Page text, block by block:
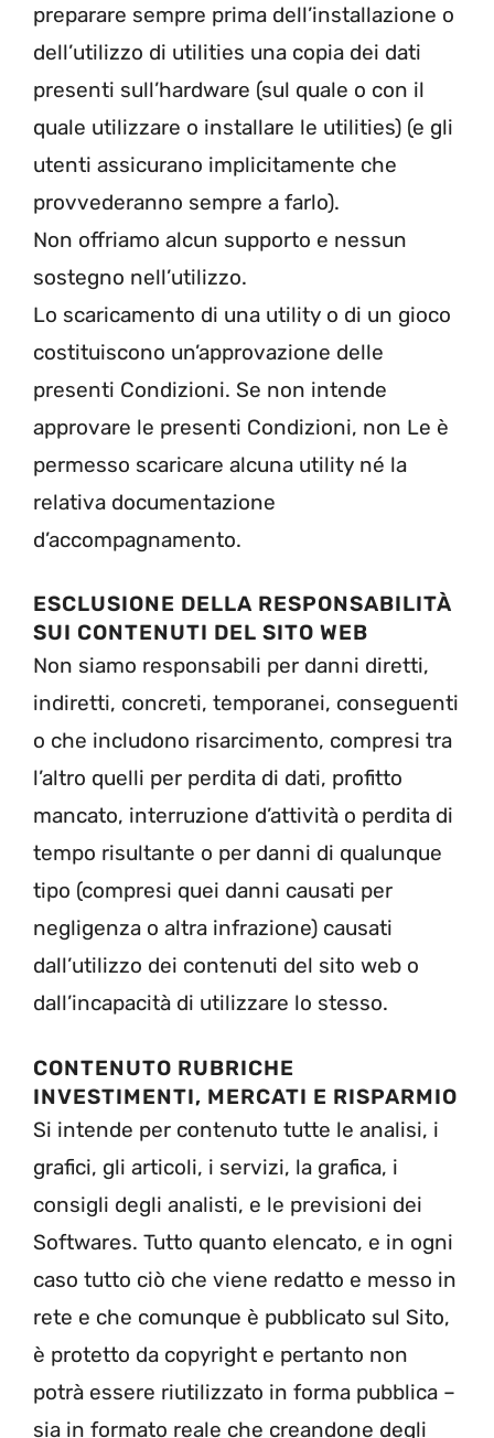
preparare sempre prima dell’installazione o
dell’utilizzo di utilities una copia dei dati
presenti sull’hardware (sul quale o con il
quale utilizzare o installare le utilities) (e gli
utenti assicurano implicitamente che
provvederanno sempre a farlo).
Non offriamo alcun supporto e nessun
sostegno nell’utilizzo.
Lo scaricamento di una utility o di un gioco
costituiscono un’approvazione delle
presenti Condizioni. Se non intende
approvare le presenti Condizioni, non Le è
permesso scaricare alcuna utility né la
relativa documentazione
d’accompagnamento.
ESCLUSIONE DELLA RESPONSABILITÀ
SUI CONTENUTI DEL SITO WEB
Non siamo responsabili per danni diretti,
indiretti, concreti, temporanei, conseguenti
o che includono risarcimento, compresi tra
l’altro quelli per perdita di dati, profitto
mancato, interruzione d’attività o perdita di
tempo risultante o per danni di qualunque
tipo (compresi quei danni causati per
negligenza o altra infrazione) causati
dall’utilizzo dei contenuti del sito web o
dall’incapacità di utilizzare lo stesso.
CONTENUTO RUBRICHE
INVESTIMENTI, MERCATI E RISPARMIO
Si intende per contenuto tutte le analisi, i
grafici, gli articoli, i servizi, la grafica, i
consigli degli analisti, e le previsioni dei
Softwares. Tutto quanto elencato, e in ogni
caso tutto ciò che viene redatto e messo in
rete e che comunque è pubblicato sul Sito,
è protetto da copyright e pertanto non
potrà essere riutilizzato in forma pubblica –
sia in formato reale che creandone degli